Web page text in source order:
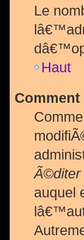
Le
Haut
Ã©diter
auquel